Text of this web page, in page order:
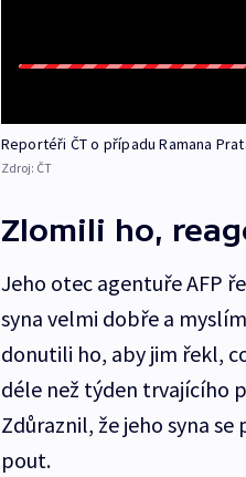
Reportéři ČT o případu Ramana
Zdroj: ČT
Zlomili ho,
Jeho otec agentuře AFP
syna velmi dobře a
donutili ho, aby jim řekl,
déle než týden trvajícího
Zdůraznil, že jeho syna
pout.